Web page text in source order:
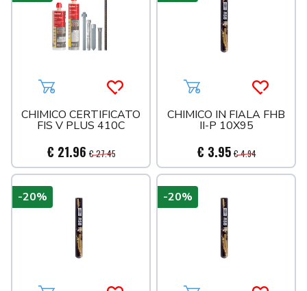
Aggiungi al carrelloAcquista più tardi
CHIMICO CERTIFICATO
FIS V PLUS 410C
€ 21.96 € 27.45
Aggiungi al carrello
CHIMICO IN FIALA FHB
II-P 10X95
€ 3.95 € 4.94
-20% -20%